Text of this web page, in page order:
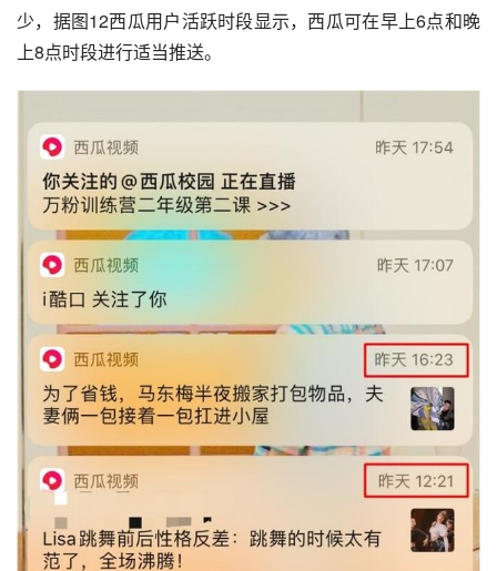
少，据图12西瓜用户活跃时段显示，西瓜可在早上6点和晚
上8点时段进行适当推送。